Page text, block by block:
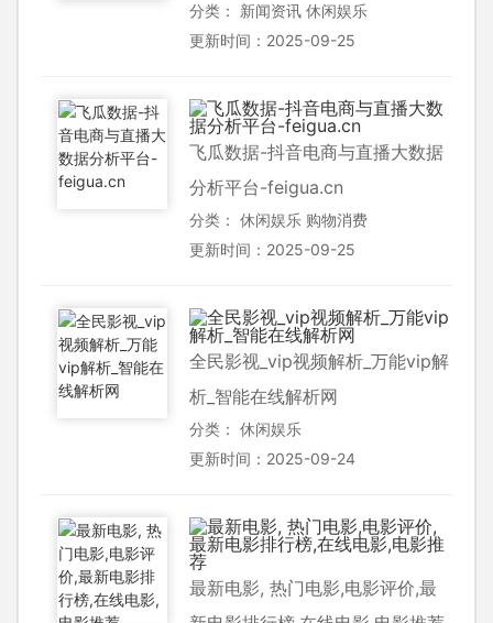
分类： 新闻资讯 休闲娱乐
更新时间：2025-09-25
飞瓜数据-抖音电商与直播大数据
分析平台-feigua.cn
分类： 休闲娱乐 购物消费
更新时间：2025-09-25
全民影视_vip视频解析_万能vip解
析_智能在线解析网
分类： 休闲娱乐
更新时间：2025-09-24
最新电影, 热门电影,电影评价,最